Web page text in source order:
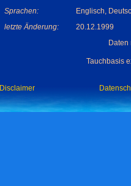
Sprachen:
Englisch,
letzte Änderung:
20.12.1999
Tauchbasis
Disclaimer